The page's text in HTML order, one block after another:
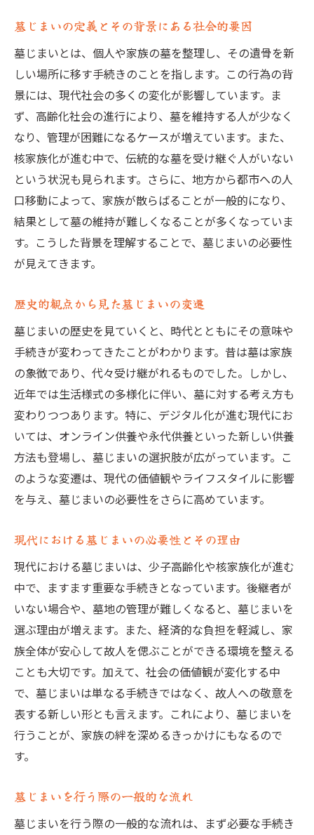
墓じまい計画を立てるためのステップバイ
ステップガイド
専門家に相談する際のタイミングとその必
要性
家族全員の意見をまとめるための方法
計画立案時に考慮すべき法律要件
計画が変更になった場合の対応策
墓じまいに必要な書類と手続きの全容を把握す
る
墓じまい手続きの全体像を理解する
必要書類の一覧とその取得方法
寺院との交渉で注意すべき点
書類不備を防ぐためのチェックポイント
手続きがスムーズに進むためのヒント
地域ごとの墓じまい手続きの違いと注意点
主要な地域ごとの手続きの違いを比較
地域特有の文化的背景とその影響
自治体ごとの規定とその確認方法
地域の習慣に基づく墓じまいの進め方
地域の寺院との円滑なコミュニケーション
地域住民への配慮が必要な場合の対処法
法的側面から見る墓じまいの際に知っておくべ
きこと
墓じまいに関する法律の基礎知識
法的手続きのための具体的なステップ
法律相談を受ける際のポイント
紛争を避けるための法的注意点
遺産相続との関連性とその対策
法律改正が墓じまいに与える影響
共同墓地や納骨堂の利点と欠点
自然葬や海洋散骨の特徴と流れ
墓じまいの定義とその背景にある社会的要因
墓じまいとは、個人や家族の墓を整理し、その遺骨を新
しい場所に移す手続きのことを指します。この行為の背
景には、現代社会の多くの変化が影響しています。ま
ず、高齢化社会の進行により、墓を維持する人が少なく
なり、管理が困難になるケースが増えています。また、
核家族化が進む中で、伝統的な墓を受け継ぐ人がいない
という状況も見られます。さらに、地方から都市への人
口移動によって、家族が散らばることが一般的になり、
結果として墓の維持が難しくなることが多くなっていま
す。こうした背景を理解することで、墓じまいの必要性
が見えてきます。
歴史的観点から見た墓じまいの変遷
墓じまいの歴史を見ていくと、時代とともにその意味や
手続きが変わってきたことがわかります。昔は墓は家族
の象徴であり、代々受け継がれるものでした。しかし、
近年では生活様式の多様化に伴い、墓に対する考え方も
変わりつつあります。特に、デジタル化が進む現代にお
いては、オンライン供養や永代供養といった新しい供養
方法も登場し、墓じまいの選択肢が広がっています。こ
のような変遷は、現代の価値観やライフスタイルに影響
を与え、墓じまいの必要性をさらに高めています。
現代における墓じまいの必要性とその理由
現代における墓じまいは、少子高齢化や核家族化が進む
中で、ますます重要な手続きとなっています。後継者が
いない場合や、墓地の管理が難しくなると、墓じまいを
選ぶ理由が増えます。また、経済的な負担を軽減し、家
族全体が安心して故人を偲ぶことができる環境を整える
ことも大切です。加えて、社会の価値観が変化する中
で、墓じまいは単なる手続きではなく、故人への敬意を
表する新しい形とも言えます。これにより、墓じまいを
行うことが、家族の絆を深めるきっかけにもなるので
す。
墓じまいを行う際の一般的な流れ
墓じまいを行う際の一般的な流れは、まず必要な手続き